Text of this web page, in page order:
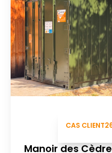
CAS CLIENT
Manoir des